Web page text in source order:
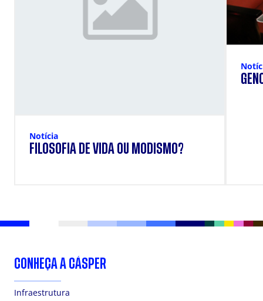
Notícia
FILOSOFIA DE VIDA OU MODISMO?
CONHEÇA A CÁSPER
Infraestrutura